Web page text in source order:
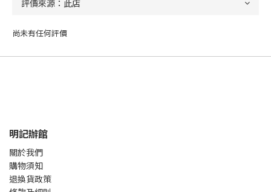
尚未有任何評價
明記辦館
關於我們
購物須知
退換貨政策